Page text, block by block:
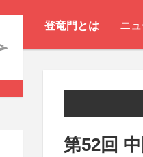
登竜門とは ニ
第52回